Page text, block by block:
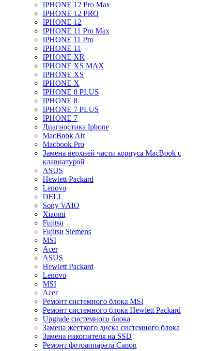
IPHONE 12 Pro Max
IPHONE 12 PRO
IPHONE 12
IPHONE 11 Pro Max
IPHONE 11 Pro
IPHONE 11
IPHONE XR
IPHONE XS MAX
IPHONE XS
IPHONE X
IPHONE 8 PLUS
IPHONE 8
IPHONE 7 PLUS
IPHONE 7
Диагностика Iphone
MacBook Air
Macbook Pro
Замена верхней части корпуса MacBook с
клавиатурой
ASUS
Hewlett Packard
Lenovo
DELL
Sony VAIO
Xiaomi
Fujitsu
Fujitsu Siemens
MSI
Acer
ASUS
Hewlett Packard
Lenovo
MSI
Acer
Ремонт системного блока MSI
Ремонт системного блока Hewlett Packard
Upgrade системного блока
Замена жесткого диска системного блока
Замена накопителя на SSD
Ремонт фотоаппарата Canon